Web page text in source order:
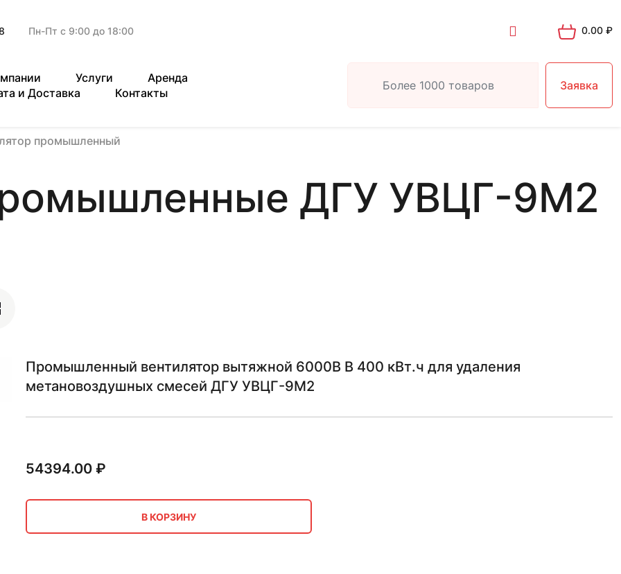
Пн-Пт с 9:00 до 18:00 0.00 ₽
Услуги
Аренда
и Доставка
Контакты
Заявка
промышленный
ДГУ УВЦГ-9М2
Промышленный вентилятор вытяжной 6000В В 400 кВт.ч для удаления
метановоздушных смесей ДГУ УВЦГ-9М2
54394.00₽
В КОРЗИНУ